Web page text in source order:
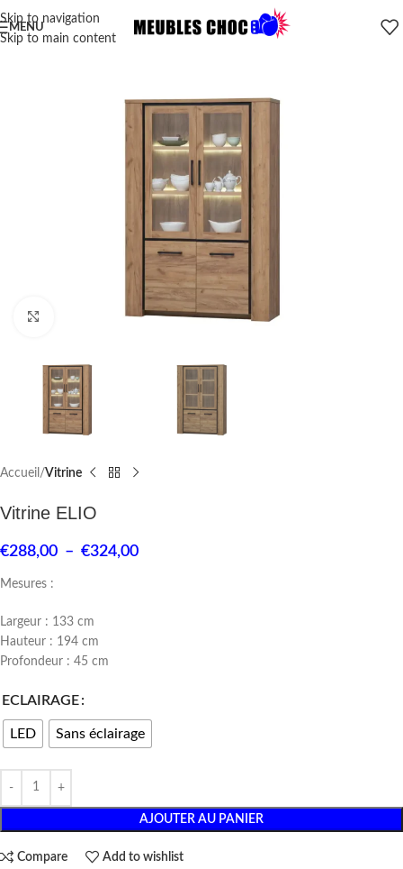
Skip to navigation
Skip to main content
MENU
Click to enlarge
Accueil Vitrine
Vitrine ELIO
€288,00 – €324,00
Mesures :
Largeur : 133 cm
Hauteur : 194 cm
Profondeur : 45 cm
ECLAIRAGE
LED Sans éclairage
AJOUTER AU PANIER
Compare Add to wishlist